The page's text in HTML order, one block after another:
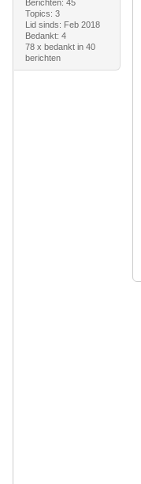
Berichten: 45
Topics: 3
Lid sinds: Feb 2018
Bedankt: 4
78 x bedankt in 40
berichten